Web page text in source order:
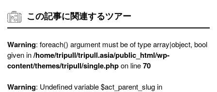
この記事に関連するツアー
Warning: foreach() argument must be of type array|object, bool
given in/home/tripull/tripull.asia/public_html/wp-
content/themes/tripull/single.phpon line70
Warning: Undefined variable $act_parent_slug in